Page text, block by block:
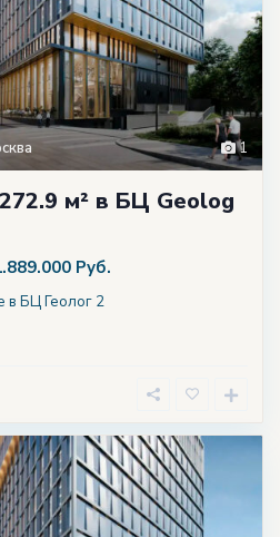
1
м² в БЦ Geolog
Руб.
в БЦ Геолог 2